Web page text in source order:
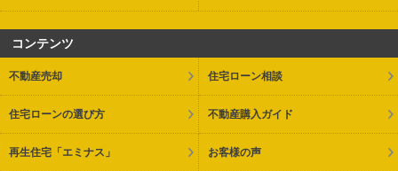
コンテンツ
不動産売却 住宅ローン相談
住宅ローンの選び方 不動産購入ガイド
再生住宅「エミナス」 お客様の声